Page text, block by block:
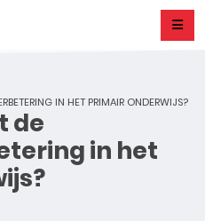
de
in het
IN HET PRIMAIR ONDERWIJS?